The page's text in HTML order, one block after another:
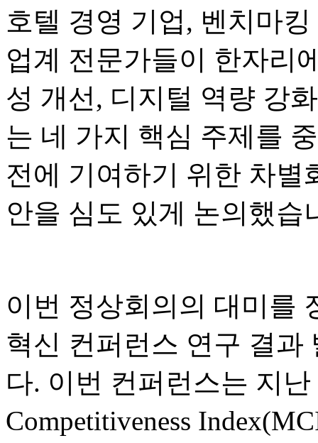
호텔 경영 기업, 벤치마
업계 전문가들이 한자리
성 개선, 디지털 역량 강
는 네 가지 핵심 주제를
전에 기여하기 위한 차별
안을 심도 있게 논의했습
이번 정상회의의 대미를
혁신 컨퍼런스 연구 결과
다. 이번 컨퍼런스는 지
Competitiveness